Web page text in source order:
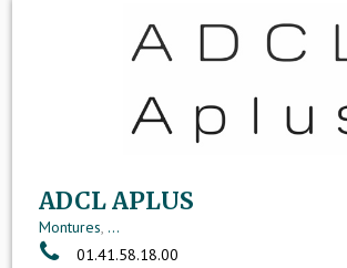
ADCL APLUS
Montures, ...
01.41.58.18.00